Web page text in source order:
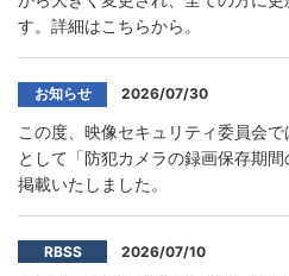
す。詳細はこちらから。
お知らせ 2026/07/30
この度、映像セキュリティ委員会
として「防犯カメラの録画保存期
掲載いたしました。
RBSS 2026/07/10